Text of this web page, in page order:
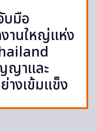
มือ
านใหญ่แห่ง
ญาและ
างเข้มแข็ง